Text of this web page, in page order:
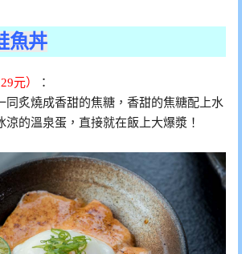
魚丼
元）
：
同炙燒成香甜的焦糖，香甜的焦糖配上水
涼的溫泉蛋，直接就在飯上大爆漿！